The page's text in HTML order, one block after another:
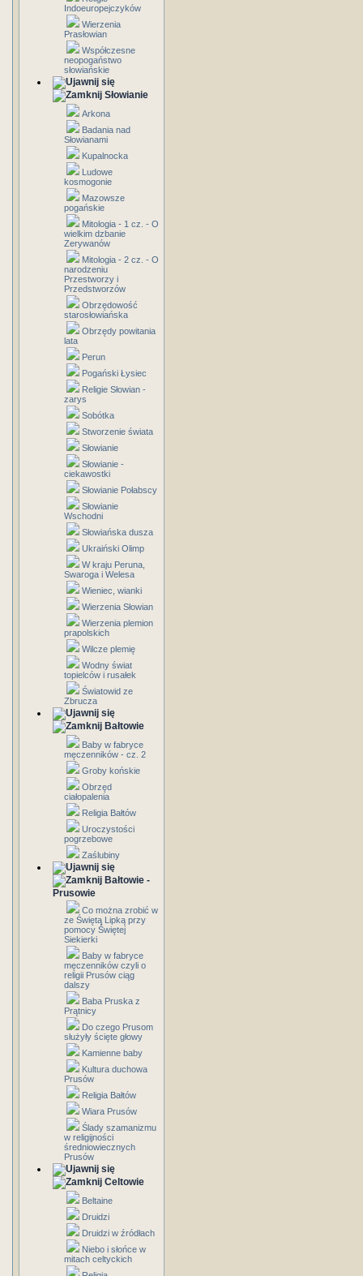
Indoeuropejczyków
Wierzenia
Prasłowian
Współczesne
neopogaństwo
słowiańskie
Słowianie
Arkona
Badania nad
Słowianami
Kupalnocka
Ludowe
kosmogonie
Mazowsze
pogańskie
Mitologia - 1 cz. - O
wielkim dzbanie
Zerywanów
Mitologia - 2 cz. - O
narodzeniu
Przestworzy i
Przedstworzów
Obrzędowość
starosłowiańska
Obrzędy powitania
lata
Perun
Pogański Łysiec
Religie Słowian -
zarys
Sobótka
Stworzenie świata
Słowianie
Słowianie -
ciekawostki
Słowianie Połabscy
Słowianie
Wschodni
Słowiańska dusza
Ukraiński Olimp
W kraju Peruna,
Swaroga i Welesa
Wieniec, wianki
Wierzenia Słowian
Wierzenia plemion
prapolskich
Wilcze plemię
Wodny świat
topielców i rusałek
Światowid ze
Zbrucza
Bałtowie
Baby w fabryce
męczenników - cz. 2
Groby końskie
Obrzęd
ciałopalenia
Religia Bałtów
Uroczystości
pogrzebowe
Zaślubiny
Bałtowie -
Prusowie
Co można zrobić w
ze Świętą Lipką przy
pomocy Świętej
Siekierki
Baby w fabryce
męczenników czyli o
religii Prusów ciąg
dalszy
Baba Pruska z
Prątnicy
Do czego Prusom
służyły ścięte głowy
Kamienne baby
Kultura duchowa
Prusów
Religia Bałtów
Wiara Prusów
Ślady szamanizmu
w religijności
średniowiecznych
Prusów
Celtowie
Beltaine
Druidzi
Druidzi w źródłach
Niebo i słońce w
mitach celtyckich